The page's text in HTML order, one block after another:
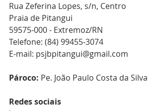
Rua Zeferina Lopes, s/n, Centro
Praia de Pitangui
59575-000 - Extremoz/RN
Telefone: (84) 99455-3074
E-mail: psjbpitangui@gmail.com
Pároco: Pe. João Paulo Costa da Silva
Redes sociais